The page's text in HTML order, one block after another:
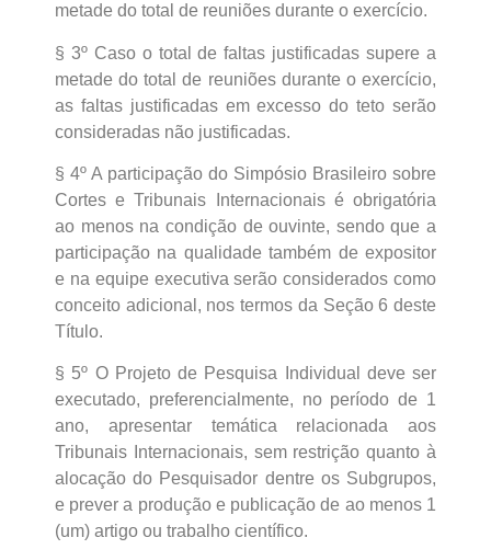
metade do total de reuniões durante o exercício.
§ 3º Caso o total de faltas justificadas supere a
metade do total de reuniões durante o exercício,
as faltas justificadas em excesso do teto serão
consideradas não justificadas.
§ 4º A participação do Simpósio Brasileiro sobre
Cortes e Tribunais Internacionais é obrigatória
ao menos na condição de ouvinte, sendo que a
participação na qualidade também de expositor
e na equipe executiva serão considerados como
conceito adicional, nos termos da Seção 6 deste
Título.
§ 5º O Projeto de Pesquisa Individual deve ser
executado, preferencialmente, no período de 1
ano, apresentar temática relacionada aos
Tribunais Internacionais, sem restrição quanto à
alocação do Pesquisador dentre os Subgrupos,
e prever a produção e publicação de ao menos 1
(um) artigo ou trabalho científico.